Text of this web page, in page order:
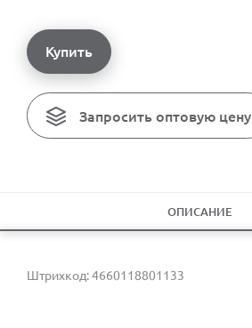
Купить
Запросить оптовую цену
ОПИСАНИЕ
Штрихкод: 4660118801133